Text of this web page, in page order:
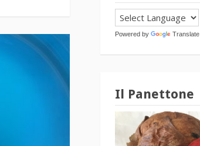
Powered by Translate
Il Panettone